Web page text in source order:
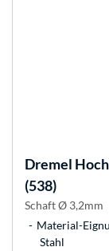
Dremel
(538)
Schaft Ø 3,2mm
Material-
Stahl